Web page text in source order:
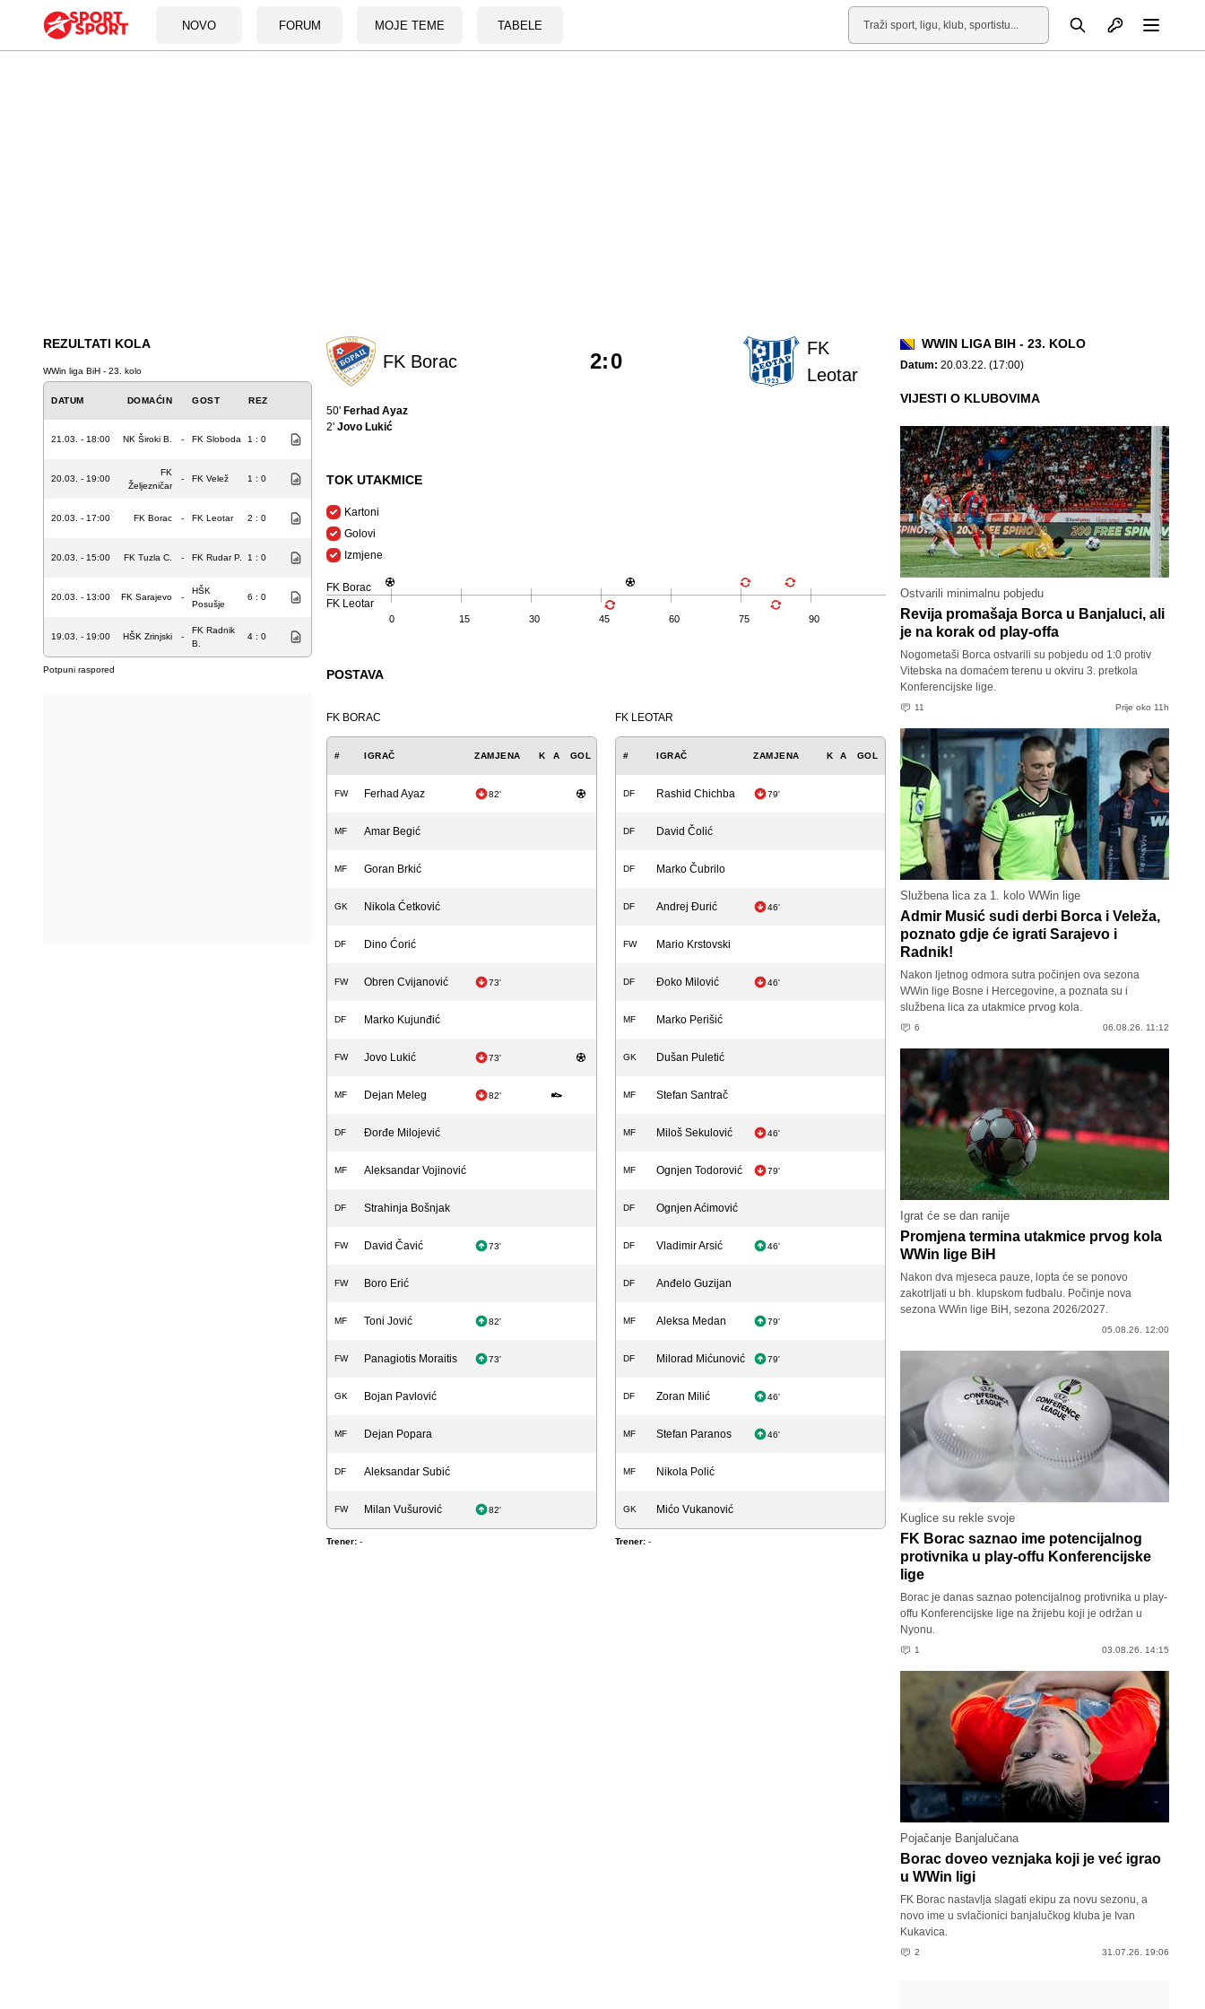
NOVO FORUM MOJE TEME TABELE
Pretraga Otvori profil
REZULTATI KOLA
WWin liga BiH - 23. kolo
DATUM DOMAĆIN GOST REZ
21.03. - 18:00 NK Široki B. - FK Sloboda 1 : 0
20.03. - 19:00
FK
Željezničar
- FK Velež 1 : 0
20.03. - 17:00 FK Borac - FK Leotar 2 : 0
20.03. - 15:00 FK Tuzla C. - FK Rudar P. 1 : 0
20.03. - 13:00 FK Sarajevo -
HŠK
Posušje
6 : 0
19.03. - 19:00 HŠK Zrinjski -
FK Radnik
B.
4 : 0
Potpuni raspored
FK Borac
FK
Leotar
2:0
50' Ferhad Ayaz
2' Jovo Lukić
TOK UTAKMICE
Kartoni
Golovi
Izmjene
FK Borac
FK Leotar
0 15 30 45 60 75 90
POSTAVA
FK BORAC
# IGRAČ ZAMJENA K A GOL
FW Ferhad Ayaz 82'
MF Amar Begić
MF Goran Brkić
GK Nikola Ćetković
DF Dino Ćorić
FW Obren Cvijanović 73'
DF Marko Kujunđić
FW Jovo Lukić 73'
MF Dejan Meleg 82'
DF Đorđe Milojević
MF Aleksandar Vojinović
DF Strahinja Bošnjak
FW David Čavić 73'
FW Boro Erić
MF Toni Jović 82'
FW Panagiotis Moraitis 73'
GK Bojan Pavlović
MF Dejan Popara
DF Aleksandar Subić
FW Milan Vušurović 82'
Trener: -
FK LEOTAR
# IGRAČ ZAMJENA K A GOL
DF Rashid Chichba 79'
DF David Čolić
DF Marko Čubrilo
DF Andrej Đurić 46'
FW Mario Krstovski
DF Đoko Milović 46'
MF Marko Perišić
GK Dušan Puletić
MF Stefan Santrač
MF Miloš Sekulović 46'
MF Ognjen Todorović 79'
DF Ognjen Aćimović
DF Vladimir Arsić 46'
DF Anđelo Guzijan
MF Aleksa Medan 79'
DF Milorad Mićunović 79'
DF Zoran Milić 46'
MF Stefan Paranos 46'
MF Nikola Polić
GK Mićo Vukanović
Trener: -
WWIN LIGA BIH - 23. KOLO
Datum: 20.03.22. (17:00)
VIJESTI O KLUBOVIMA
Ostvarili minimalnu pobjedu
Revija promašaja Borca u Banjaluci, ali
je na korak od play-offa
Nogometaši Borca ostvarili su pobjedu od 1:0 protiv
Vitebska na domaćem terenu u okviru 3. pretkola
Konferencijske lige.
11 Prije oko 11h
Službena lica za 1. kolo WWin lige
Admir Musić sudi derbi Borca i Veleža,
poznato gdje će igrati Sarajevo i
Radnik!
Nakon ljetnog odmora sutra počinjen ova sezona
WWin lige Bosne i Hercegovine, a poznata su i
službena lica za utakmice prvog kola.
6 06.08.26. 11:12
Igrat će se dan ranije
Promjena termina utakmice prvog kola
WWin lige BiH
Nakon dva mjeseca pauze, lopta će se ponovo
zakotrljati u bh. klupskom fudbalu. Počinje nova
sezona WWin lige BiH, sezona 2026/2027.
05.08.26. 12:00
Kuglice su rekle svoje
FK Borac saznao ime potencijalnog
protivnika u play-offu Konferencijske
lige
Borac je danas saznao potencijalnog protivnika u play-
offu Konferencijske lige na žrijebu koji je održan u
Nyonu.
1 03.08.26. 14:15
Pojačanje Banjalučana
Borac doveo veznjaka koji je već igrao
u WWin ligi
FK Borac nastavlja slagati ekipu za novu sezonu, a
novo ime u svlačionici banjalučkog kluba je Ivan
Kukavica.
2 31.07.26. 19:06